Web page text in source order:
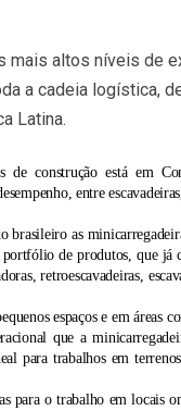
altos níveis de
a cadeia logística,
Latina.
construção está em
entre
as
de produtos, que já
retroescavadeiras,
espaços e em áreas
que a
para trabalhos em
para o trabalho em locais